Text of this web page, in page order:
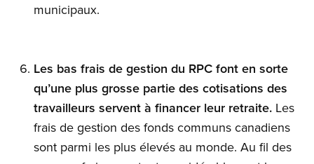
municipaux.
Les bas frais de gestion du RPC font en sorte
qu’une plus grosse partie des cotisations des
travailleurs servent à financer leur retraite. Les
frais de gestion des fonds communs canadiens
sont parmi les plus élevés au monde. Au fil des